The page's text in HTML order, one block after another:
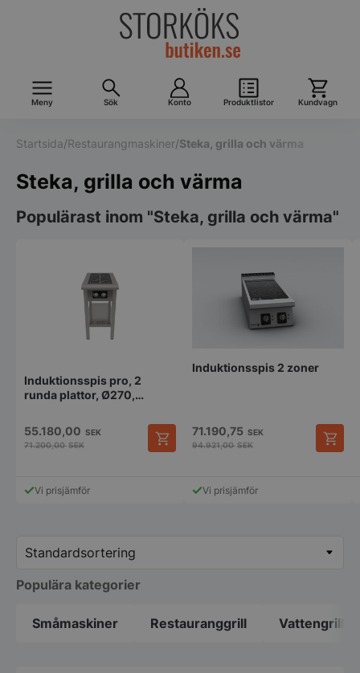
Meny Sök Konto Produktlistor Kundvagn
Startsida/Restaurangmaskiner/Steka, grilla och värma
Steka, grilla och värma
Populärast inom "Steka, grilla och värma"
Induktionsspis pro, 2
runda plattor, Ø270,
55.180,00 SEK
71.200,00SEK
Vi prisjämför
Induktionsspis 2 zoner
71.190,75 SEK
94.921,00SEK
Vi prisjämför
Populära kategorier
Småmaskiner Restauranggrill Vattengrill